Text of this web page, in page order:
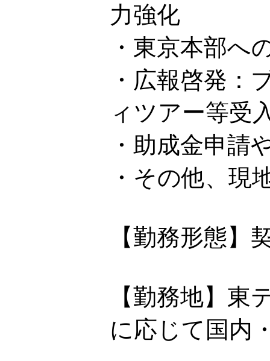
力強化
・東京本部へ
・広報啓発：
ィツアー等受
・助成金申請
・その他、現
【勤務形態】
【勤務地】東
に応じて国内